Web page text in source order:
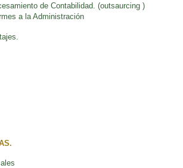
de Contabilidad. (outsaurcing )
a la Administración